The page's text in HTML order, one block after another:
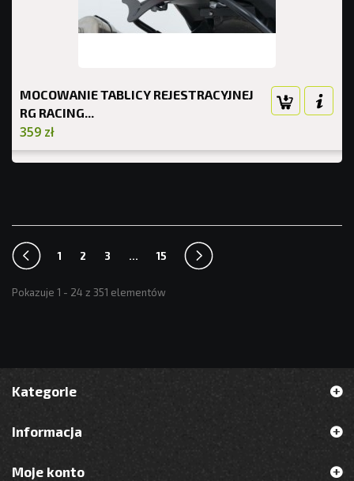
MOCOWANIE TABLICY REJESTRACYJNEJ
RG RACING...
359 zł
1 2 3 ... 15
Pokazuje 1 - 24 z 351 elementów
Kategorie
Informacja
Moje konto